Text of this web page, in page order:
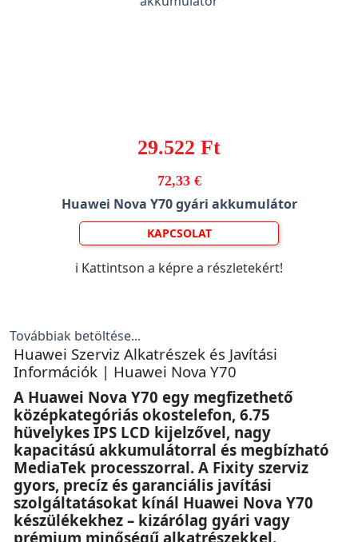
29.522 Ft
72,33 €
Huawei Nova Y70 gyári akkumulátor
KAPCSOLAT
ℹ️ Kattintson a képre a részletekért!
Továbbiak betöltése...
Huawei Szerviz Alkatrészek és Javítási
Információk | Huawei Nova Y70
A Huawei Nova Y70 egy megfizethető
középkategóriás okostelefon, 6.75
hüvelykes IPS LCD kijelzővel, nagy
kapacitású akkumulátorral és megbízható
MediaTek processzorral. A Fixity szerviz
gyors, precíz és garanciális javítási
szolgáltatásokat kínál Huawei Nova Y70
készülékekhez – kizárólag gyári vagy
prémium minőségű alkatrészekkel.